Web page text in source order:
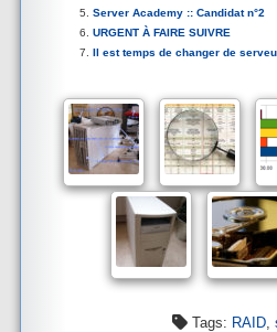
Server Academy :: Candidat n°2
URGENT À FAIRE SUIVRE
Il est temps de changer de
Tags: RAID,